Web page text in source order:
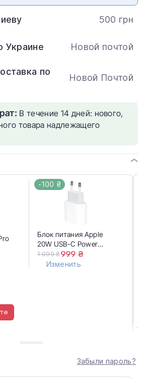
500 грн
Украине Новой почтой
по
Новой Почтой
В течение 14 дней: нового,
товара надлежащего
-100 ₴
Блок питания Apple
20W USB-C Power
Adapter (MD3J4,
MUVV3, MHJE3) EU
1 099 ₴999 ₴
Изменить
Забыли пароль?